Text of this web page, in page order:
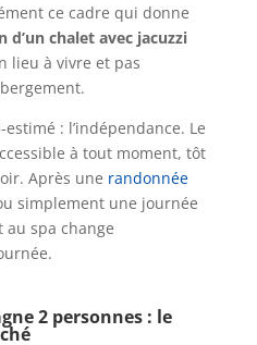
ce cadre qui donne
d’un chalet avec jacuzzi
lieu à vivre et pas
: l’indépendance. Le
à tout moment, tôt
Après une randonnée
simplement une journée
au spa change
2 personnes : le